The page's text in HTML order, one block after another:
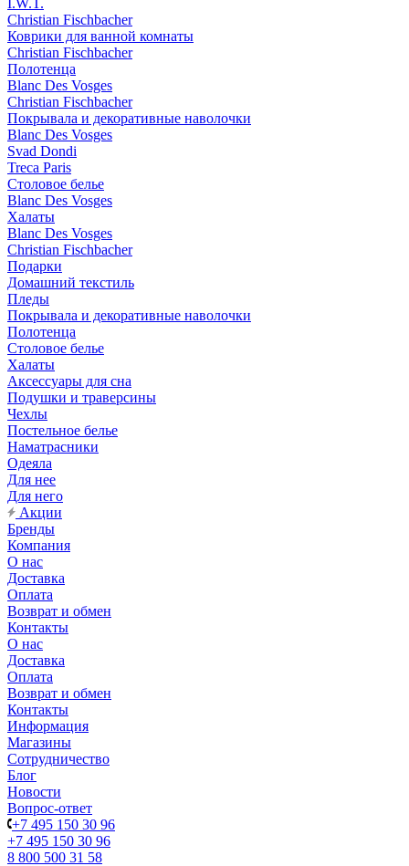
I.W.T.
Christian Fischbacher
Коврики для ванной комнаты
Christian Fischbacher
Полотенца
Blanc Des Vosges
Christian Fischbacher
Покрывала и декоративные наволочки
Blanc Des Vosges
Svad Dondi
Treca Paris
Столовое белье
Blanc Des Vosges
Халаты
Blanc Des Vosges
Christian Fischbacher
Подарки
Домашний текстиль
Пледы
Покрывала и декоративные наволочки
Полотенца
Столовое белье
Халаты
Аксессуары для сна
Подушки и траверсины
Чехлы
Постельное белье
Наматрасники
Одеяла
Для нее
Для него
Акции
Бренды
Компания
О нас
Доставка
Оплата
Возврат и обмен
Контакты
О нас
Доставка
Оплата
Возврат и обмен
Контакты
Информация
Магазины
Сотрудничество
Блог
Новости
Вопрос-ответ
+7 495 150 30 96
+7 495 150 30 96
8 800 500 31 58